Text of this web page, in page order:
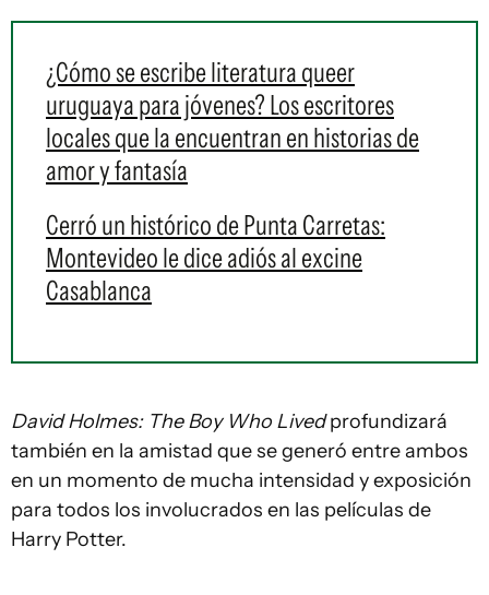
¿Cómo se escribe literatura queer
uruguaya para jóvenes? Los escritores
locales que la encuentran en historias de
amor y fantasía
Cerró un histórico de Punta Carretas:
Montevideo le dice adiós al excine
Casablanca
David Holmes: The Boy Who Livedprofundizará
también en la amistad que se generó entre ambos
en un momento de mucha intensidad y exposición
para todos los involucrados en las películas de
Harry Potter.